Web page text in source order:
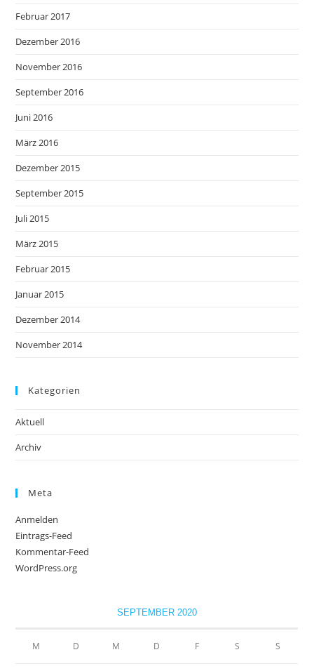
Februar 2017
Dezember 2016
November 2016
September 2016
Juni 2016
März 2016
Dezember 2015
September 2015
Juli 2015
März 2015
Februar 2015
Januar 2015
Dezember 2014
November 2014
Kategorien
Aktuell
Archiv
Meta
Anmelden
Eintrags-Feed
Kommentar-Feed
WordPress.org
SEPTEMBER 2020
M D M D F S S